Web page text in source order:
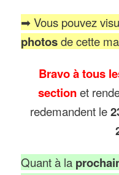
➡ Vous pouvez
photosde cette
Bravo à tous
sectionet
redemandent le
Quant à la